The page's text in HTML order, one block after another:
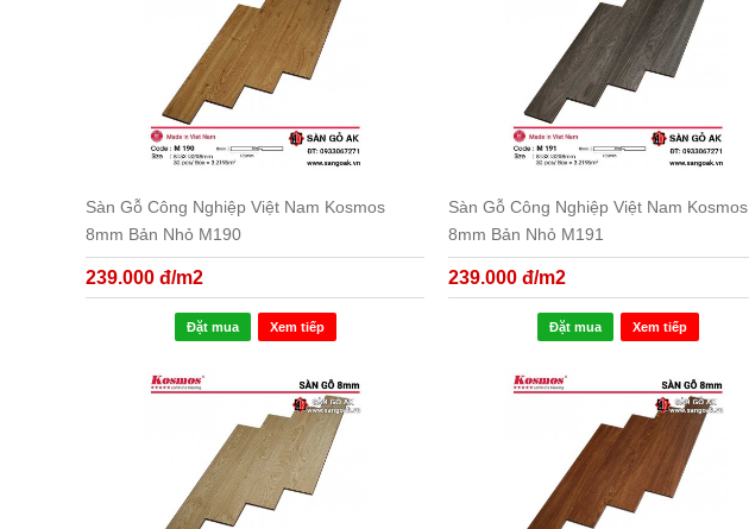
Sàn Gỗ Công Nghiệp Việt Nam Kosmos
8mm Bản Nhỏ M190
239.000 đ/m2
Đặt mua Xem tiếp
Sàn Gỗ Công Nghiệp Việt Nam Kosmos
8mm Bản Nhỏ M191
239.000 đ/m2
Đặt mua Xem tiếp